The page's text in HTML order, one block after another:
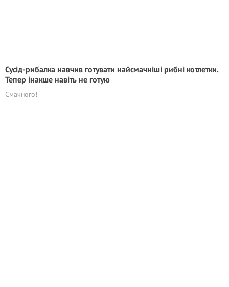
Сусід-рибалка навчив готувати найсмачніші рибні котлетки.
Тепер інакше навіть не готую
Смачного!